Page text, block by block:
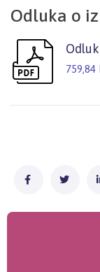
Odluka o
759,84